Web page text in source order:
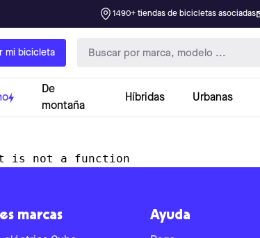
1490+ tiendas de bicicletas asociadas
mi bicicleta
De
montaña
Híbridas Urbanas
is not a function
marcas Ayuda